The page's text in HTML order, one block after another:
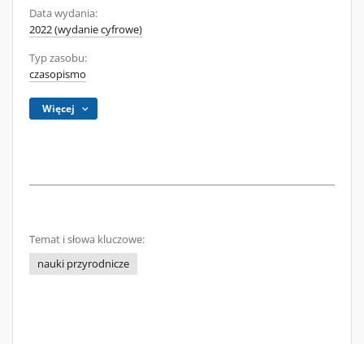
Data wydania:
2022 (wydanie cyfrowe)
Typ zasobu:
czasopismo
Więcej
Temat i słowa kluczowe:
nauki przyrodnicze